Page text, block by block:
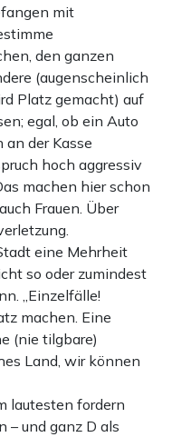
mit
den ganzen
(augenscheinlich
Platz gemacht) auf
egal, ob ein Auto
an der Kasse
hoch aggressiv
machen hier schon
Frauen. Über
eine Mehrheit
so oder zumindest
„Einzelfälle!
machen. Eine
(nie tilgbare)
Land, wir können
lautesten fordern
– und ganz D als